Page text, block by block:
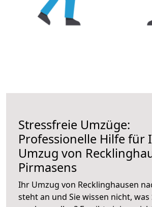
Stressfreie Umzüge:
Professionelle Hilfe für
Umzug von
Pirmasens
Ihr Umzug von Recklinghausen
steht an und Sie wissen nicht, was